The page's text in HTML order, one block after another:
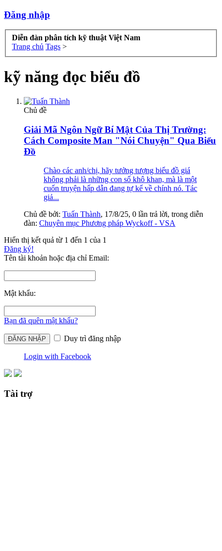
Đăng nhập
Diễn đàn phân tích kỹ thuật Việt Nam
Trang chủ Tags >
kỹ năng đọc biểu đồ
Chủ đề
Giải Mã Ngôn Ngữ Bí Mật Của Thị Trường:
Cách Composite Man "Nói Chuyện" Qua Biểu
Đồ
Chào các anh/chị, hãy tưởng tượng biểu đồ giá
không phải là những con số khô khan, mà là một
cuốn truyện hấp dẫn đang tự kể về chính nó. Tác
giả...
Chủ đề bởi: Tuấn Thành, 17/8/25, 0 lần trả lời, trong diễn
đàn: Chuyên mục Phương pháp Wyckoff - VSA
Hiển thị kết quả từ 1 đến 1 của 1
Đăng ký!
Tên tài khoản hoặc địa chỉ Email:
Mật khẩu:
Bạn đã quên mật khẩu?
Duy trì đăng nhập
Login with Facebook
Tài trợ